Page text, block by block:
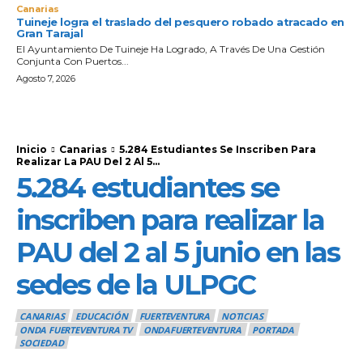
Canarias
Tuineje logra el traslado del pesquero robado atracado en
Gran Tarajal
El Ayuntamiento De Tuineje Ha Logrado, A Través De Una Gestión
Conjunta Con Puertos...
Agosto 7, 2026